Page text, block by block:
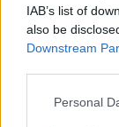
IAB’s list of
also be
Downstream
Personal
tokia
taip gerai
mūsų tikros